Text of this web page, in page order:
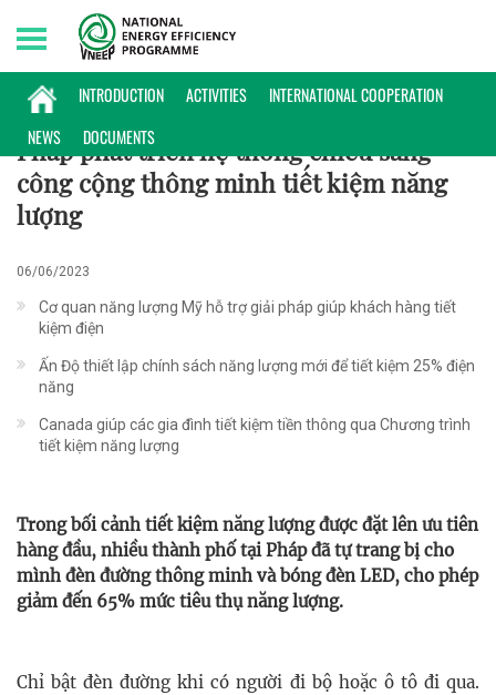
INTRODUCTION ACTIVITIES
INTERNATIONAL COOPERATION
NEWS
DOCUMENTS
Thursday, 06/08/2026 | 11:16 GMT+7
PHỔ BIẾN KIẾN THỨC
Pháp phát triển hệ thống chiếu sáng
công cộng thông minh tiết kiệm năng
lượng
06/06/2023
Cơ quan năng lượng Mỹ hỗ trợ giải pháp giúp khách hàng tiết
kiệm điện
Ấn Độ thiết lập chính sách năng lượng mới để tiết kiệm 25% điện
năng
Canada giúp các gia đình tiết kiệm tiền thông qua Chương trình
tiết kiệm năng lượng
Trong bối cảnh tiết kiệm năng lượng được đặt lên ưu tiên
hàng đầu, nhiều thành phố tại Pháp đã tự trang bị cho
mình đèn đường thông minh và bóng đèn LED, cho phép
giảm đến 65% mức tiêu thụ năng lượng.
Chỉ bật đèn đường khi có người đi bộ hoặc ô tô đi qua.